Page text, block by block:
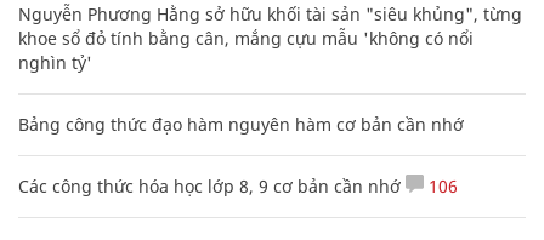
Nguyễn Phương Hằng sở hữu khối tài sản "siêu khủng", từng
khoe sổ đỏ tính bằng cân, mắng cựu mẫu 'không có nổi
nghìn tỷ'
Bảng công thức đạo hàm nguyên hàm cơ bản cần nhớ
Các công thức hóa học lớp 8, 9 cơ bản cần nhớ 106